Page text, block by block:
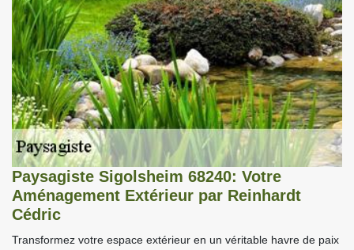
Paysagiste Sigolsheim 68240: Votre
Aménagement Extérieur par Reinhardt
Cédric
Transformez votre espace extérieur en un véritable havre de paix